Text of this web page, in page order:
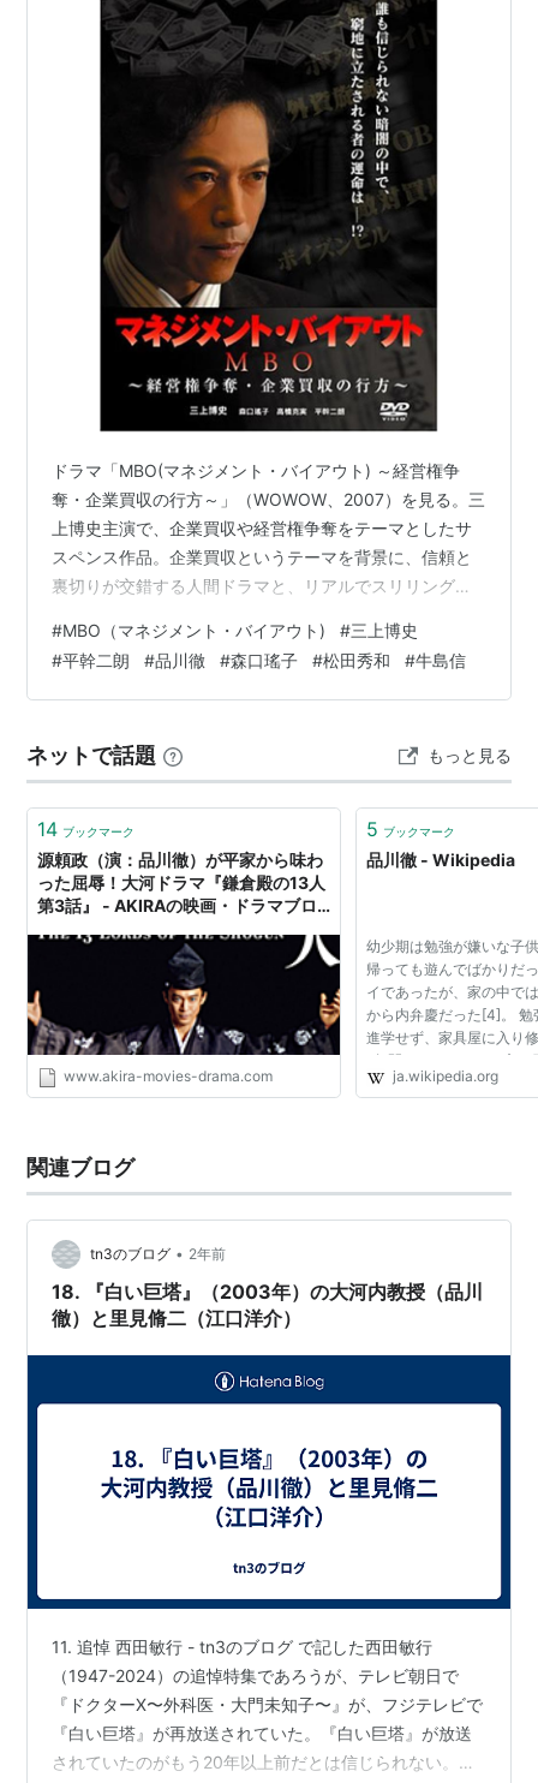
風林火山（2007年） - 北条氏綱
銭ゲバ（2009年） - ホームレスの老人
ザ・クイズショウ（2009年） - 小林保教授
貞操問答（2004年） - 前川洋匡（マムシ）
虹のかなた（2004年） - 柴田啓三
ドラゴン桜（2005年） - 柳鉄之介（別名；数学の
Tomorrow〜陽はまたのぼる〜（2008年） - 松永
泰三議員
MR.BRAIN（2009年） - 日向信一教授
ぼくの妹（2009年） - 住職
フジテレビ
白い巨塔（2003年） - 大河内清作
ヴォイス〜命なき者の声〜（2009年） - 「西灯
寮」の管理人
白い春（2009年） - 組長
安楽椅子探偵 (テレビドラマ)（2003年） - 笛吹
音右衛門 役
牙狼 （2005年） - 老魔戒騎士・道寺
四つの嘘（2008年） - 原禮一郎
（2009年） - 坂上検事正
（2009年） - 執事・朝倉
ドラマ「MBO(マネジメント・バイアウト) ～経営権争
奪・企業買収の行方～」（WOWOW、2007）を見る。三
上博史主演で、企業買収や経営権争奪をテーマとしたサ
スペンス作品。企業買収というテーマを背景に、信頼と
裏切りが交錯する人間ドラマと、リアルでスリリングな
では業界の大物役の平幹二朗や、経済界のご意見番的な
役の品川徹の存在感が目立つ。 ＜あらすじ＞大手デパー
ト「ギャラクシー・デパート」の社長・小野里英一（三
ら非常勤取締役への昇進を打診される。 しかし、それは
実質的な解任と給与削減を意味してい…
#MBO（マネジメント・バイアウト) #三上博史
#平幹二朗 #品川徹 #森口瑤子 #松田秀和 #牛島信
ネットで話題 もっと見る
14 ブックマーク
源頼政（演：品川徹）が平家から味わ
った屈辱！大河ドラマ『鎌倉殿の13人
第3話』 - AKIRAの映画・ドラマブロ
www.akira-movies-drama.com
5 ブックマーク
品川徹 - Wikipedia
幼少期は勉強が嫌いな子
帰っても遊んでばかりだ
イであったが、家の中で
から内弁慶だった[4]。 勉
進学せず、家具屋に入り
1年間、カンナのかけ方
の使い方を教えてもらい
ja.wikipedia.org
関連ブログ
tn3のブログ • 2年前
18. 『白い巨塔』（2003年）の大河内教授（品川
徹）と里見脩二（江口洋介）
11. 追悼 西田敏行 - tn3のブログ で記した西田敏行
（1947-2024）の追悼特集であろうが、テレビ朝日で
『ドクターX〜外科医・大門未知子〜』が、フジテレビで
『白い巨塔』が再放送されていた。『白い巨塔』が放送
されていたのがもう20年以上前だとは信じられない。西